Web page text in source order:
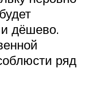
и дёшево.
ряд